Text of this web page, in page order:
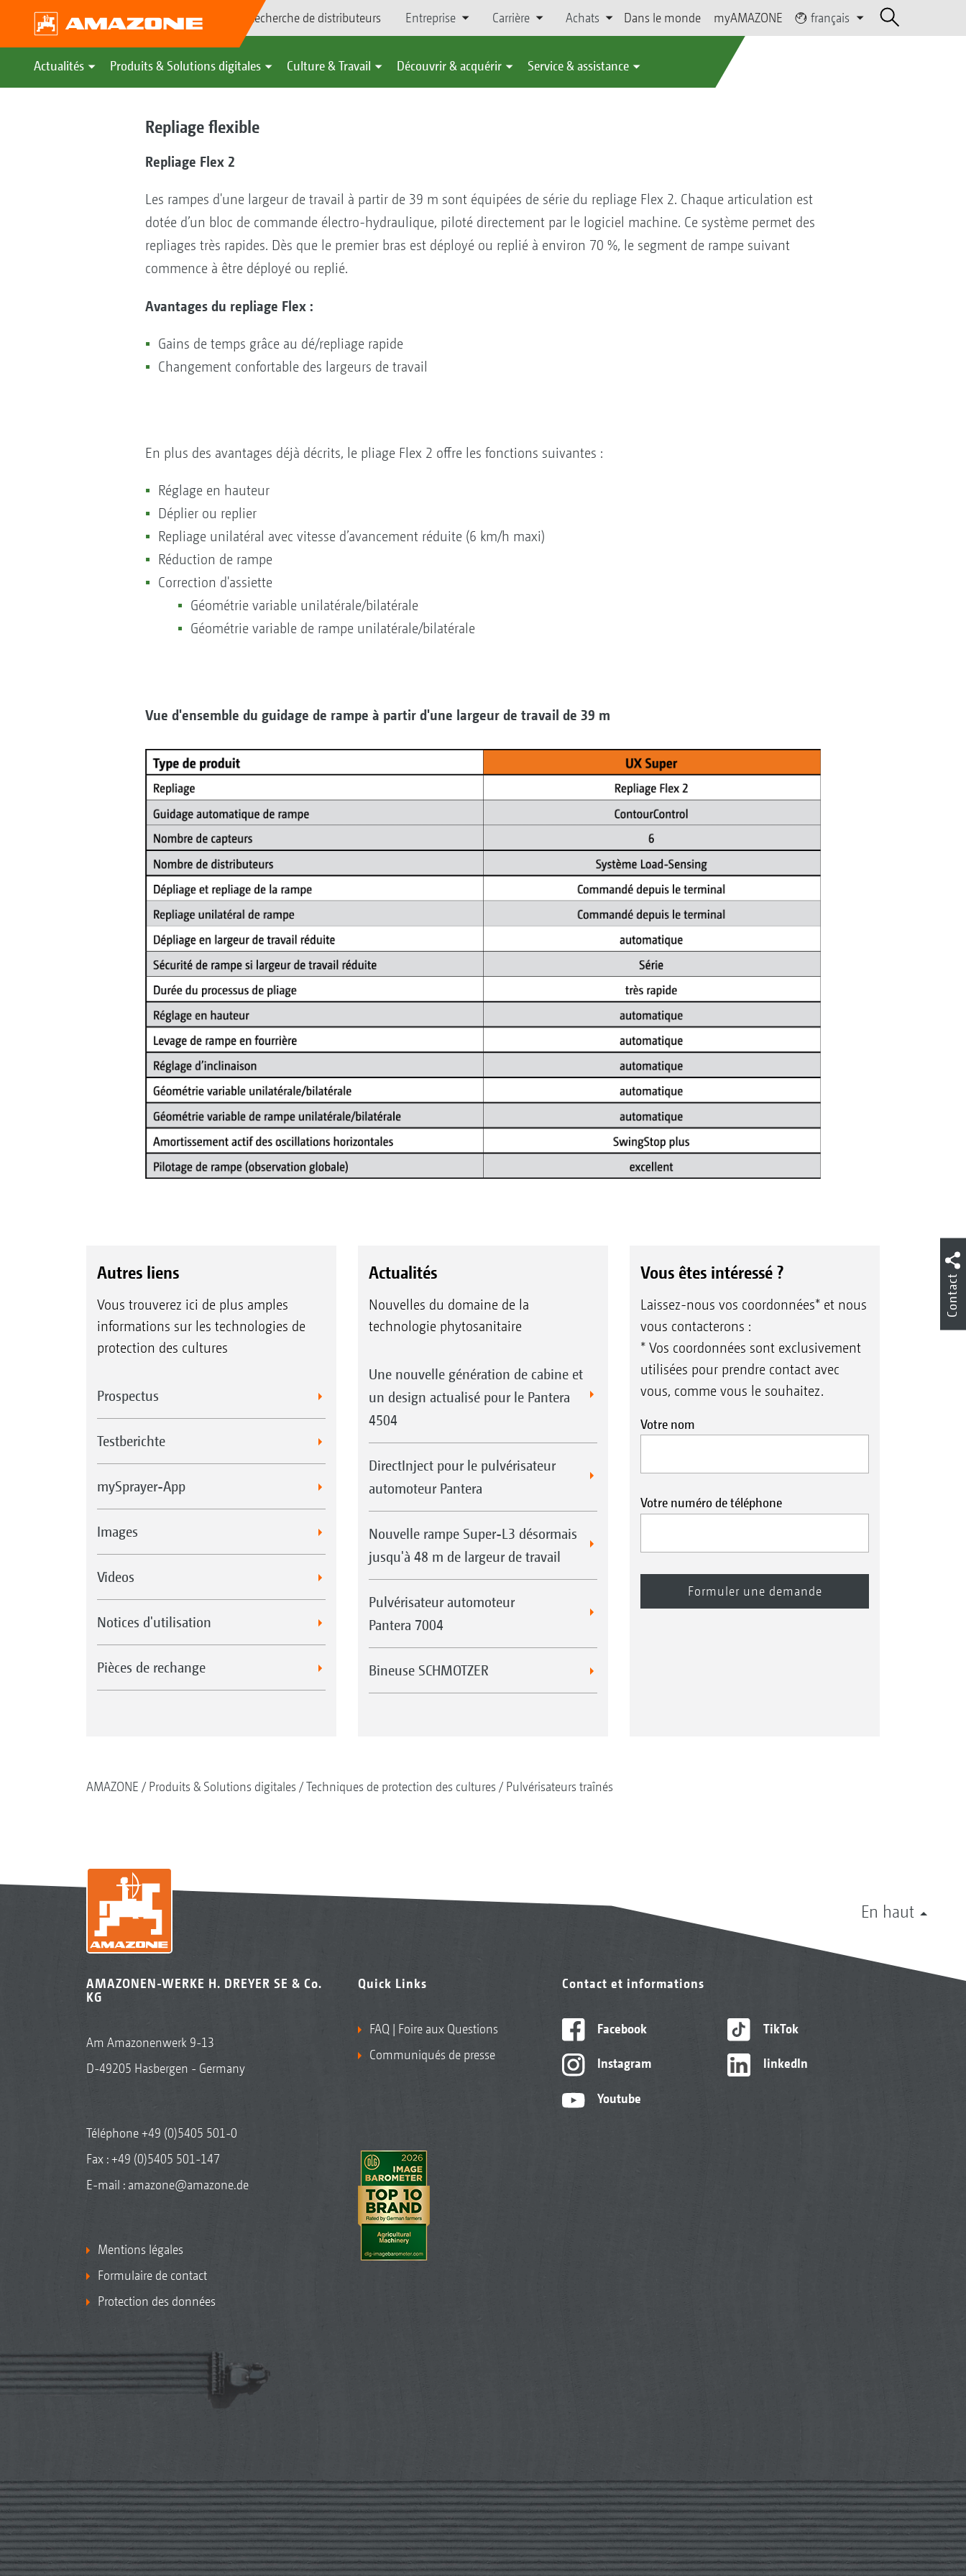
Recherche de distributeurs Entreprise Carrière Achats Dans le monde myAMAZONE français
Actualités Produits & Solutions digitales Culture & Travail Découvrir & acquérir Service & assistance
Repliage flexible
Repliage Flex 2
Les rampes d'une largeur de travail à partir de 39 m sont équipées de série du repliage Flex 2. Chaque articulation est
dotée d’un bloc de commande électro-hydraulique, piloté directement par le logiciel machine. Ce système permet des
repliages très rapides. Dès que le premier bras est déployé ou replié à environ 70 %, le segment de rampe suivant
commence à être déployé ou replié.
Avantages du repliage Flex :
Gains de temps grâce au dé/repliage rapide
Changement confortable des largeurs de travail
En plus des avantages déjà décrits, le pliage Flex 2 offre les fonctions suivantes :
Réglage en hauteur
Déplier ou replier
Repliage unilatéral avec vitesse d’avancement réduite (6 km/h maxi)
Réduction de rampe
Correction d'assiette
Géométrie variable unilatérale/bilatérale
Géométrie variable de rampe unilatérale/bilatérale
Vue d'ensemble du guidage de rampe à partir d'une largeur de travail de 39 m
Autres liens
Vous trouverez ici de plus amples
informations sur les technologies de
protection des cultures
Prospectus
Testberichte
mySprayer-App
Images
Videos
Notices d'utilisation
Pièces de rechange
Actualités
Nouvelles du domaine de la
technologie phytosanitaire
Une nouvelle génération de cabine et
un design actualisé pour le Pantera
4504
DirectInject pour le pulvérisateur
automoteur Pantera
Nouvelle rampe Super-L3 désormais
jusqu'à 48 m de largeur de travail
Pulvérisateur automoteur
Pantera 7004
Bineuse SCHMOTZER
Vous êtes intéressé ?
Laissez-nous vos coordonnées* et nous
vous contacterons :
* Vos coordonnées sont exclusivement
utilisées pour prendre contact avec
vous, comme vous le souhaitez.
Votre nom
Votre numéro de téléphone
AMAZONE Produits & Solutions digitales Techniques de protection des cultures Pulvérisateurs traînés
En haut
AMAZONEN-WERKE H. DREYER SE & Co.
KG
Am Amazonenwerk 9-13
D-49205 Hasbergen - Germany
Téléphone+49 (0)5405 501-0
Fax : +49 (0)5405 501-147
E-mail : amazone@amazone.de
Mentions légales
Formulaire de contact
Protection des données
Quick Links
FAQ | Foire aux Questions
Communiqués de presse
Contact et informations
Facebook
Instagram
Youtube
TikTok
linkedIn
Contact